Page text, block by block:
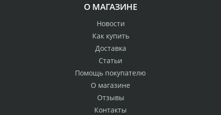
О МАГАЗИНЕ
Новости
Как купить
Доставка
Статьи
Помощь покупателю
О магазине
Отзывы
Контакты